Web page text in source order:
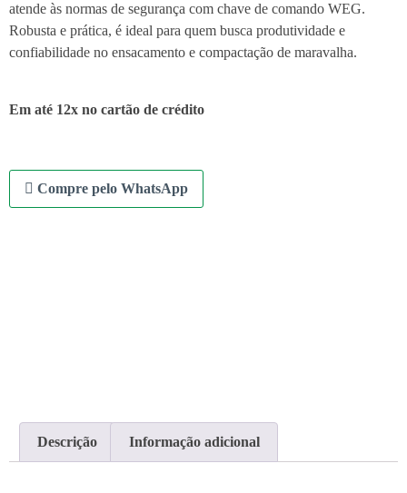
atende às normas de segurança com chave de comando WEG.
Robusta e prática, é ideal para quem busca produtividade e
confiabilidade no ensacamento e compactação de maravalha.
Em até 12x no cartão de crédito
Compre pelo WhatsApp
Descrição Informação adicional